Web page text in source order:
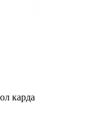
карда